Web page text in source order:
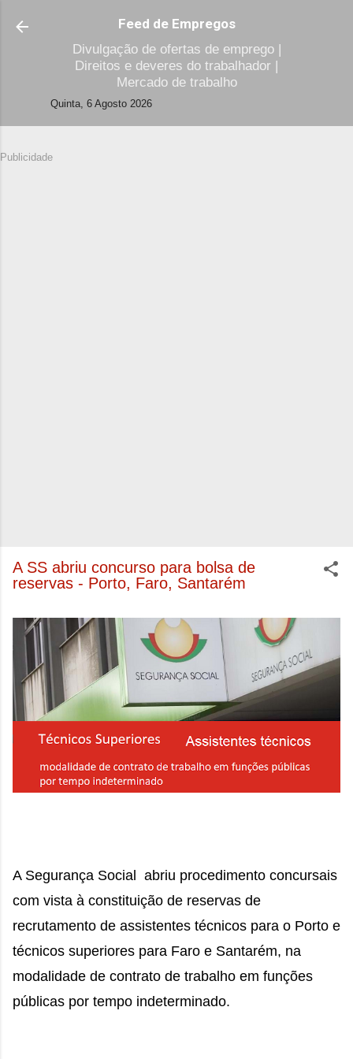
Avançar para o conteúdo principal
Feed de Empregos
Divulgação de ofertas de emprego |
Direitos e deveres do trabalhador |
Mercado de trabalho
Quinta, 6 Agosto 2026
Publicidade
A SS abriu concurso para bolsa de
reservas - Porto, Faro, Santarém
A Segurança Social  abriu procedimento concursais
com vista à constituição de reservas de
recrutamento de assistentes técnicos para o Porto e
técnicos superiores para Faro e Santarém, na
modalidade de contrato de trabalho em funções
públicas por tempo indeterminado.